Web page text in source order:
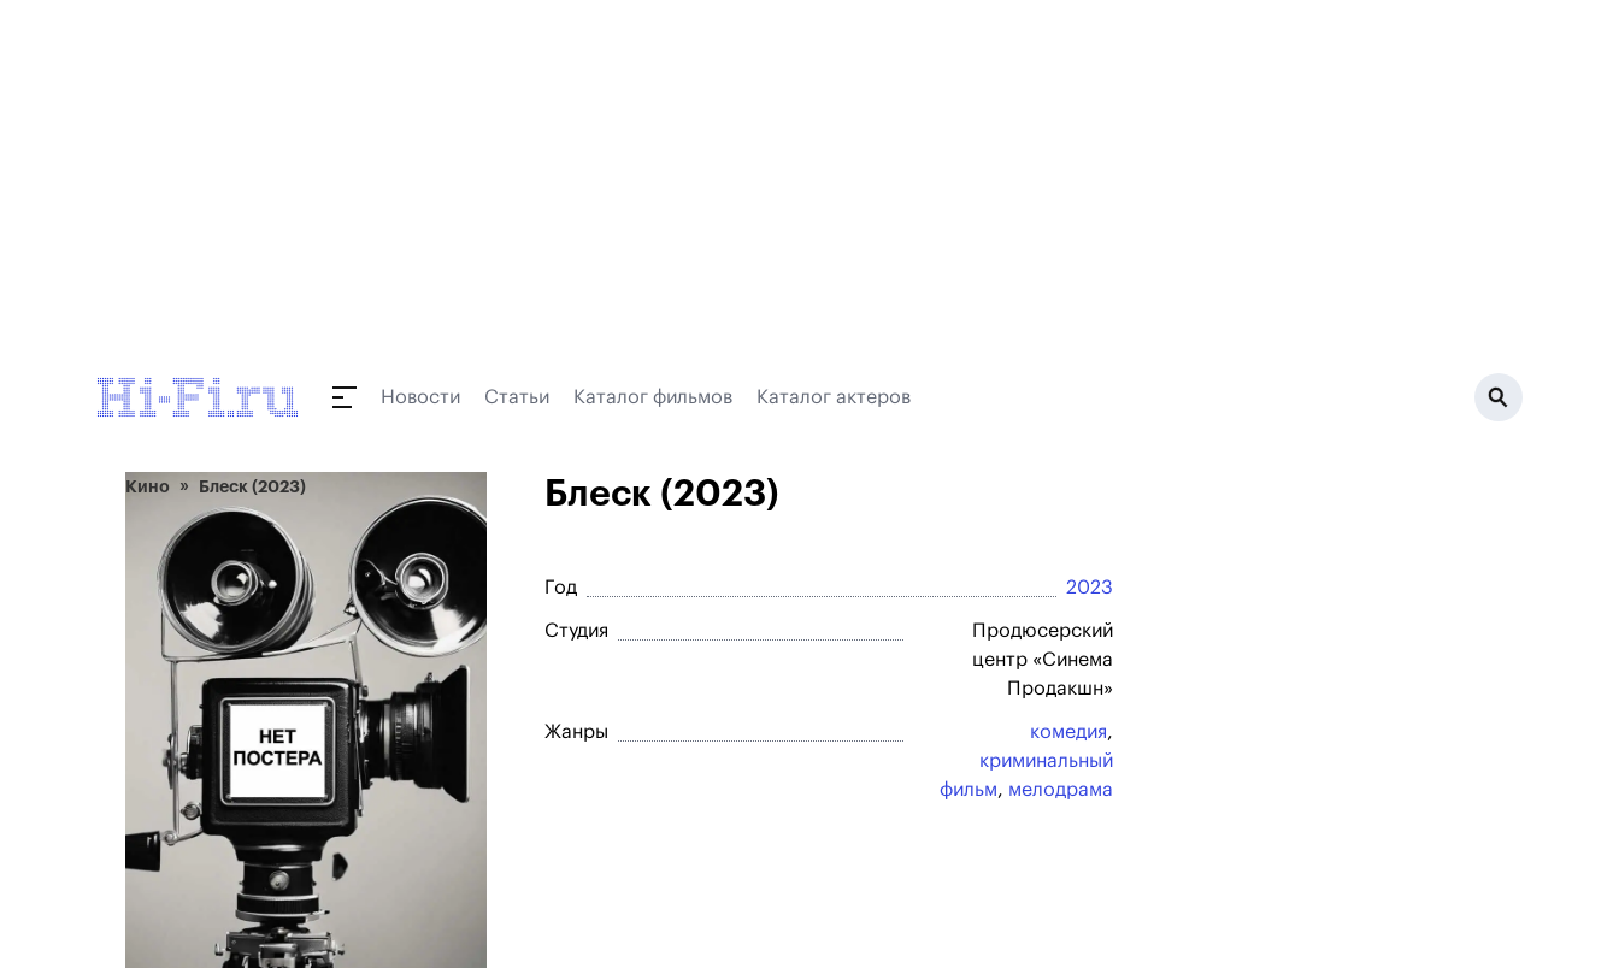
Новости Статьи Каталог фильмов Каталог актеров
Кино Блеск (2023) Блеск (2023)
Год 2023
Студия
Продюсерский
центр «Синема
Продакшн»
Жанры комедия,
криминальный
фильм, мелодрама